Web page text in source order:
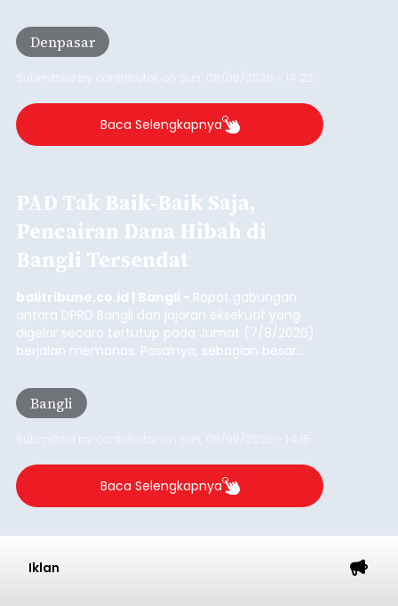
mengimplementasikan program gotong royong
kepedulian sosial bertajuk "Sembagi Arutala".
Denpasar
Baca Selengkapnya
PAD Tak Baik-Baik Saja,
Pencairan Dana Hibah di
Bangli Tersendat
balitribune.co.id | Bangli - Rapat gabungan
antara DPRD Bangli dan jajaran eksekutif yang
digelar secara tertutup pada Jumat (7/8/2026)
berjalan memanas. Pasalnya, sebagian besar
pikiran (pokok-pokok pikiran/pokir) dewan hasil
penjaringan aspirasi masyarakat saat reses tak
kunjung cair.
Bangli
Baca Selengkapnya
Iklan